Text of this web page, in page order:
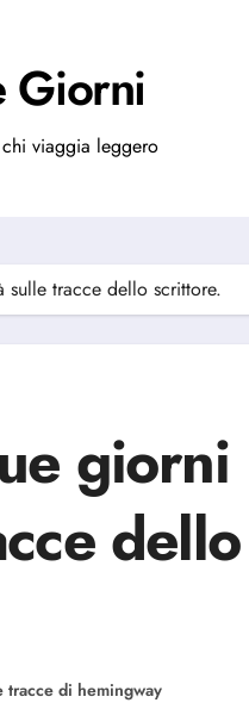
Giorni
viaggia leggero
tracce dello scrittore.
giorni
dello
tracce di hemingway